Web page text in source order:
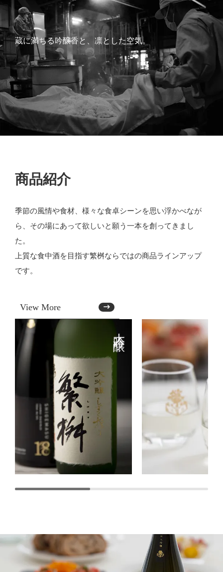
蔵に満ちる吟醸香と、凛とした空気。
商品紹介
季節の風情や食材、様々な食卓シーンを思い浮かべなが
ら、その場にあって欲しいと願う一本を創ってきまし
た。
上質な食中酒を目指す繁桝ならではの商品ラインアップ
です。
View More